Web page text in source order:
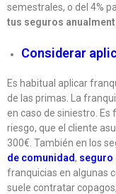
semestrales, o del 4%
tus seguros
Considerar
Es habitual aplicar
de las primas. La
en caso de siniestro. Es
riesgo, que el cliente
300€. También en los
de comunidad, seguro
franquicias en algunas
suele contratar